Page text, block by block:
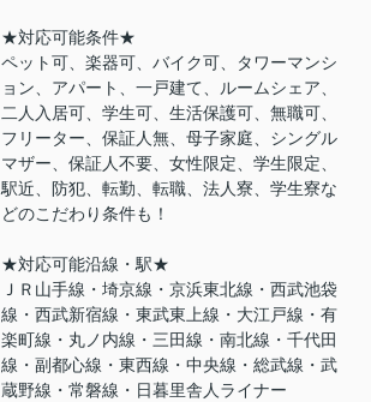
★対応可能条件★
ペット可、楽器可、バイク可、タワーマンシ
ョン、アパート、一戸建て、ルームシェア、
二人入居可、学生可、生活保護可、無職可、
フリーター、保証人無、母子家庭、シングル
マザー、保証人不要、女性限定、学生限定、
駅近、防犯、転勤、転職、法人寮、学生寮な
どのこだわり条件も！
★対応可能沿線・駅★
ＪＲ山手線・埼京線・京浜東北線・西武池袋
線・西武新宿線・東武東上線・大江戸線・有
楽町線・丸ノ内線・三田線・南北線・千代田
線・副都心線・東西線・中央線・総武線・武
蔵野線・常磐線・日暮里舎人ライナー